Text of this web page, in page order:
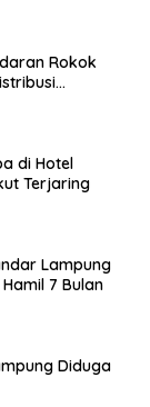
Rokok
di Hotel
Terjaring
Lampung
7 Bulan
Diduga